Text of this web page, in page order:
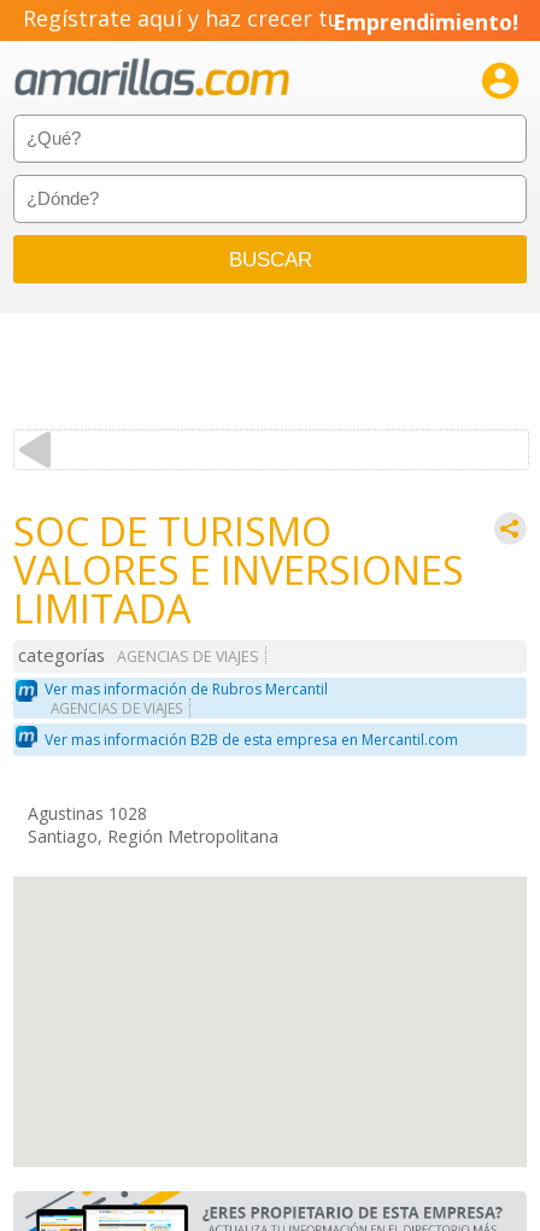
Regístrate aquí y haz crecer tuEmprendimiento!

SOC DE TURISMO
VALORES E INVERSIONES
LIMITADA
categorías
AGENCIAS DE VIAJES
Ver mas información de Rubros Mercantil
AGENCIAS DE VIAJES
Ver mas información B2B de esta empresa en Mercantil.com
Agustinas 1028
Santiago, Región Metropolitana